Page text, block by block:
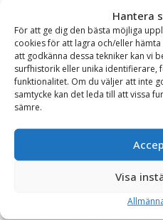
Hantera
För att ge dig den bästa möjliga
cookies för att lagra och/eller
att godkänna dessa tekniker kan vi
surfhistorik eller unika
funktionalitet. Om du väljer att inte
samtycke kan det leda till att vissa
sämre.
Visa
maskinvikt 10-20 ton,
Hydraulisk skrotmagnet
uppsamling av metallskrot.
hydraulmagnet anpassad för
rivning, återvinning och
lyftkapacitet på upp till 250 kg
redskap för att snabbt plocka
skrot med hjälp av grävmaskin.
Egenskaper och fördelar:
Hydraulisk magnet med